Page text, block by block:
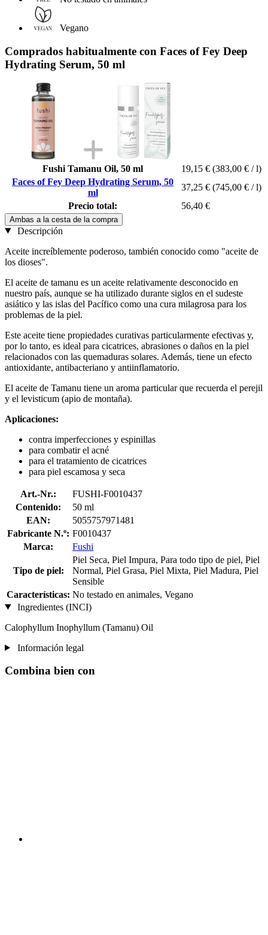
Vegano
Comprados habitualmente con Faces of Fey Deep
Hydrating Serum, 50 ml
Fushi Tamanu Oil, 50 ml 19,15 € (383,00 € / l)
Faces of Fey Deep Hydrating Serum, 50
ml
37,25 € (745,00 € / l)
Precio total:
56,40 €
Ambas a la cesta de la compra
Descripción
Aceite increíblemente poderoso, también conocido como "aceite de
los dioses".
El aceite de tamanu es un aceite relativamente desconocido en
nuestro país, aunque se ha utilizado durante siglos en el sudeste
asiático y las islas del Pacífico como una cura milagrosa para los
problemas de la piel.
Este aceite tiene propiedades curativas particularmente efectivas y,
por lo tanto, es ideal para cicatrices, abrasiones o daños en la piel
relacionados con las quemaduras solares. Además, tiene un efecto
antioxidante, antibacteriano y antiinflamatorio.
El aceite de Tamanu tiene un aroma particular que recuerda el perejil
y el levisticum (apio de montaña).
Aplicaciones:
contra imperfecciones y espinillas
para combatir el acné
para el tratamiento de cicatrices
para piel escamosa y seca
Art.-Nr.:
FUSHI-F0010437
Contenido:
50 ml
EAN:
5055757971481
Fabricante N.º: F0010437
Marca:
Fushi
Tipo de piel:
Piel Seca, Piel Impura, Para todo tipo de piel, Piel
Normal, Piel Grasa, Piel Mixta, Piel Madura, Piel
Sensible
Características: No testado en animales, Vegano
Ingredientes (INCI)
Calophyllum Inophyllum (Tamanu) Oil
Información legal
Combina bien con